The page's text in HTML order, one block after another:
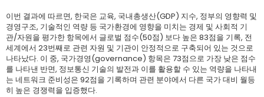
이번 결과에 따르면, 한국은 교육, 국내총생산(GDP) 지수, 정부의 영향력 및
경영구조, 기술적인 역량 등 국가환경에 영향을 미치는 경제 및 사회적 기
관/자원을 평가한 항목에서 글로벌 점수(50점) 보다 높은 83점을 기록, 전
세계에서 23번째로 관련 자원 및 기관이 안정적으로 구축되어 있는 것으로
나타났다. 이 중, 국가경영(governance) 항목은 73점으로 가장 낮은 점수
를 나타낸 반면, 정보통신 기술의 발전과 이를 활용할 수 있는 역량을 나타내
는 네트워크 준비성은 92점을 기록하며 관련 분야에서 다른 국가 대비 월등
히 높은 경쟁력을 입증했다.